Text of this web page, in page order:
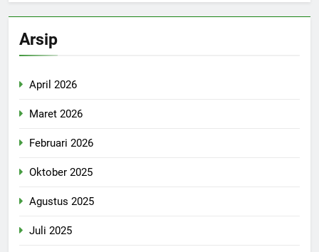
Arsip
April 2026
Maret 2026
Februari 2026
Oktober 2025
Agustus 2025
Juli 2025